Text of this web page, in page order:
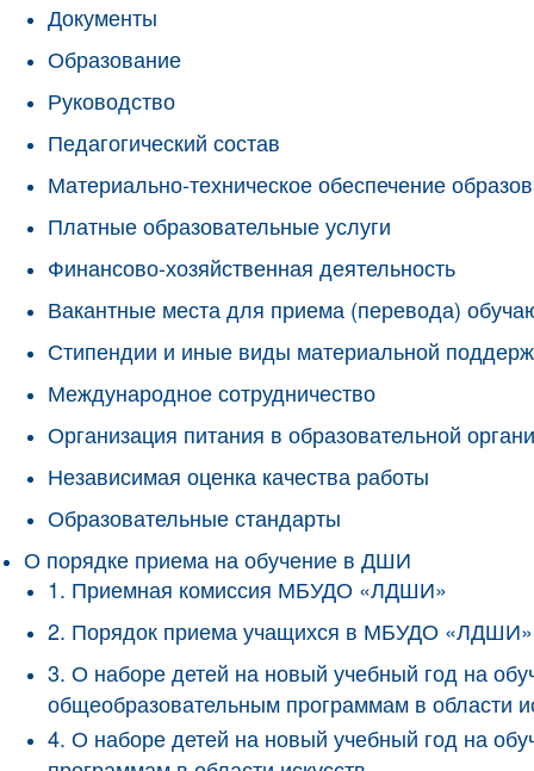
Документы
Образование
Руководство
Педагогический состав
Материально-техническое обеспечение
Платные образовательные услуги
Финансово-хозяйственная деятельность
Вакантные места для приема (перевода)
Стипендии и иные виды материальной
Международное сотрудничество
Организация питания в образовательной
Независимая оценка качества работы
Образовательные стандарты
О порядке приема на обучение в ДШИ
1. Приемная комиссия МБУДО «ЛДШИ»
2. Порядок приема учащихся в МБУДО «ЛДШИ»
3. О наборе детей на новый учебный год на
общеобразовательным программам в области
4. О наборе детей на новый учебный год на
программам в области искусств